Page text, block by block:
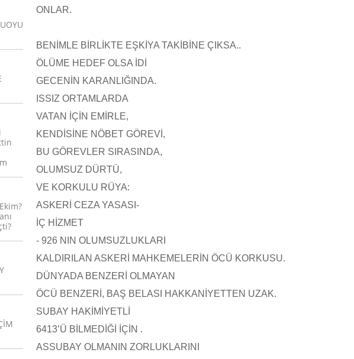
ONLAR.
BENİMLE BİRLİKTE EŞKİYA TAKİBİNE ÇIKSA..
ÖLÜME HEDEF OLSA İDİ
GECENİN KARANLIĞINDA.
ISSIZ ORTAMLARDA
VATAN İÇİN EMİRLE,
KENDİSİNE NÖBET GÖREVİ,
BU GÖREVLER SIRASINDA,
OLUMSUZ DÜRTÜ,
VE KORKULU RÜYA:
ASKERİ CEZA YASASI-
İÇ HİZMET
- 926 NIN OLUMSUZLUKLARI
KALDIRILAN ASKERİ MAHKEMELERİN ÖCÜ KORKUSU.
DÜNYADA BENZERİ OLMAYAN
ÖCÜ BENZERİ, BAŞ BELASI HAKKANİYETTEN UZAK.
SUBAY HAKİMİYETLİ
6413’Ü BİLMEDİĞİ İÇİN .
ASSUBAY OLMANIN ZORLUKLARINI